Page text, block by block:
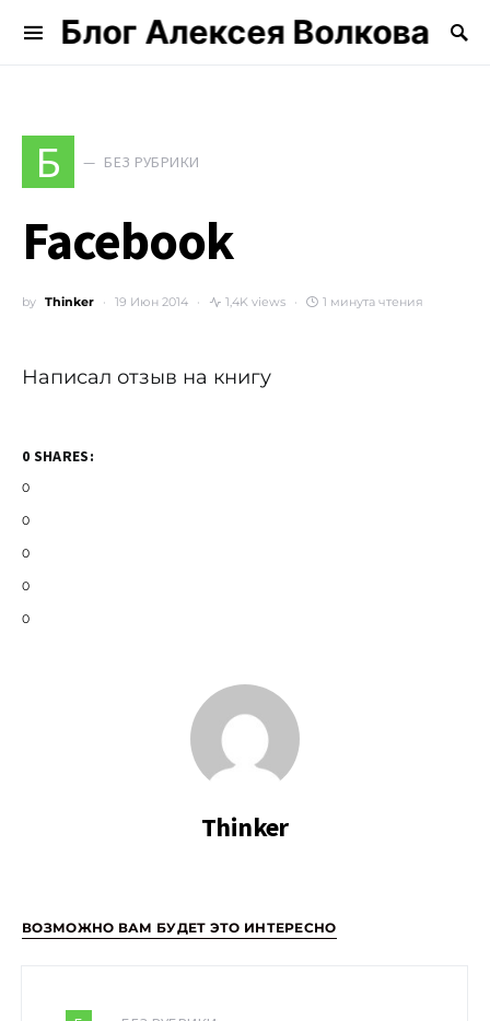
Блог Алексея Волкова
Search for:
Б БЕЗ РУБРИКИ
Facebook
by Thinker 19 Июн 2014 1,4K views 1 минута чтения
Написал отзыв на книгу
0 SHARES:
0
0
0
0
0
Thinker
ВОЗМОЖНО ВАМ БУДЕТ ЭТО ИНТЕРЕСНО